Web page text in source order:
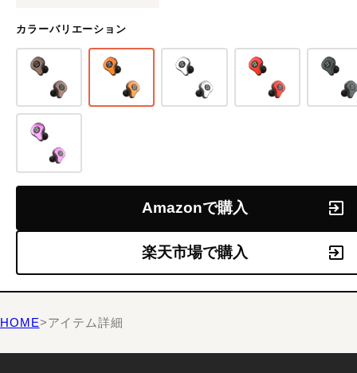
カラーバリエーション
Amazonで購入
楽天市場で購入
HOME>アイテム詳細